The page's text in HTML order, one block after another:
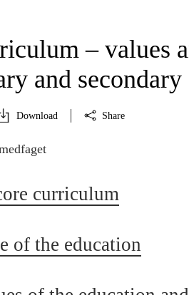
– values
and secondary
Download Share
curriculum
of the education